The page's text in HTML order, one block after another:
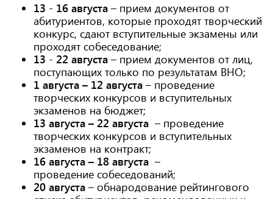
13 - 16 августа – прием документов от
абитуриентов, которые проходят творческий
конкурс, сдают вступительные экзамены или
проходят собеседование;
13 - 22 августа – прием документов от лиц,
поступающих только по результатам ВНО;
1 августа – 12 августа – проведение
творческих конкурсов и вступительных
экзаменов на бюджет;
13 августа – 22 августа – проведение
творческих конкурсов и вступительных
экзаменов на контракт;
16 августа – 18 августа –
проведение собеседований;
20 августа – обнародование рейтингового